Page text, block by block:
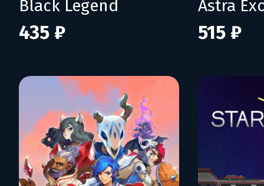
Black Legend
435 ₽
Astra
515 ₽